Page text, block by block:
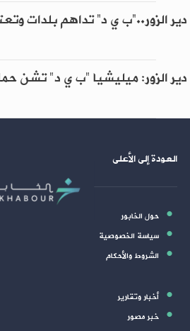
دير الزور..“ب ي د” تداهم بلدات
دير الزور: ميليشيا "ب ي د" تشن
العودة إلى الأعلى
حول الخابور
سياسة الخصوصية
الشروط والأحكام
أخبار وتقارير
خبر مصور